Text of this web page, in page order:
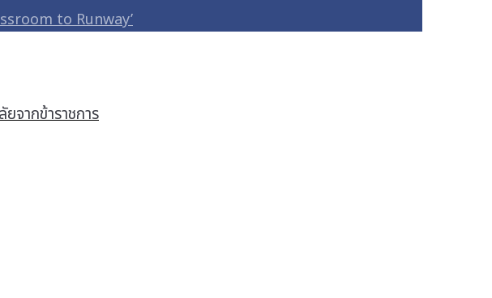
to Runway’
จากข้าราชการ